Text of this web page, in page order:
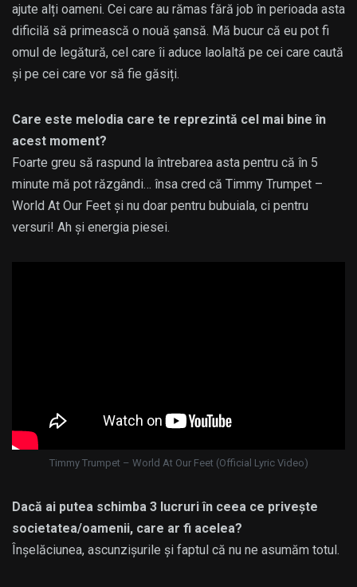
ajute alți oameni. Cei care au rămas fără job în perioada asta
dificilă să primească o nouă șansă. Mă bucur că eu pot fi
omul de legătură, cel care îi aduce laolaltă pe cei care caută
și pe cei care vor să fie găsiți.
Care este melodia care te reprezintă cel mai bine în
acest moment?
Foarte greu să raspund la întrebarea asta pentru că în 5
minute mă pot răzgândi… însa cred că Timmy Trumpet –
World At Our Feet și nu doar pentru bubuiala, ci pentru
versuri! Ah și energia piesei.
Timmy Trumpet – World At Our Feet (Official Lyric Video)
Dacă ai putea schimba 3 lucruri în ceea ce privește
societatea/oamenii, care ar fi acelea?
Înșelăciunea, ascunzișurile și faptul că nu ne asumăm totul.